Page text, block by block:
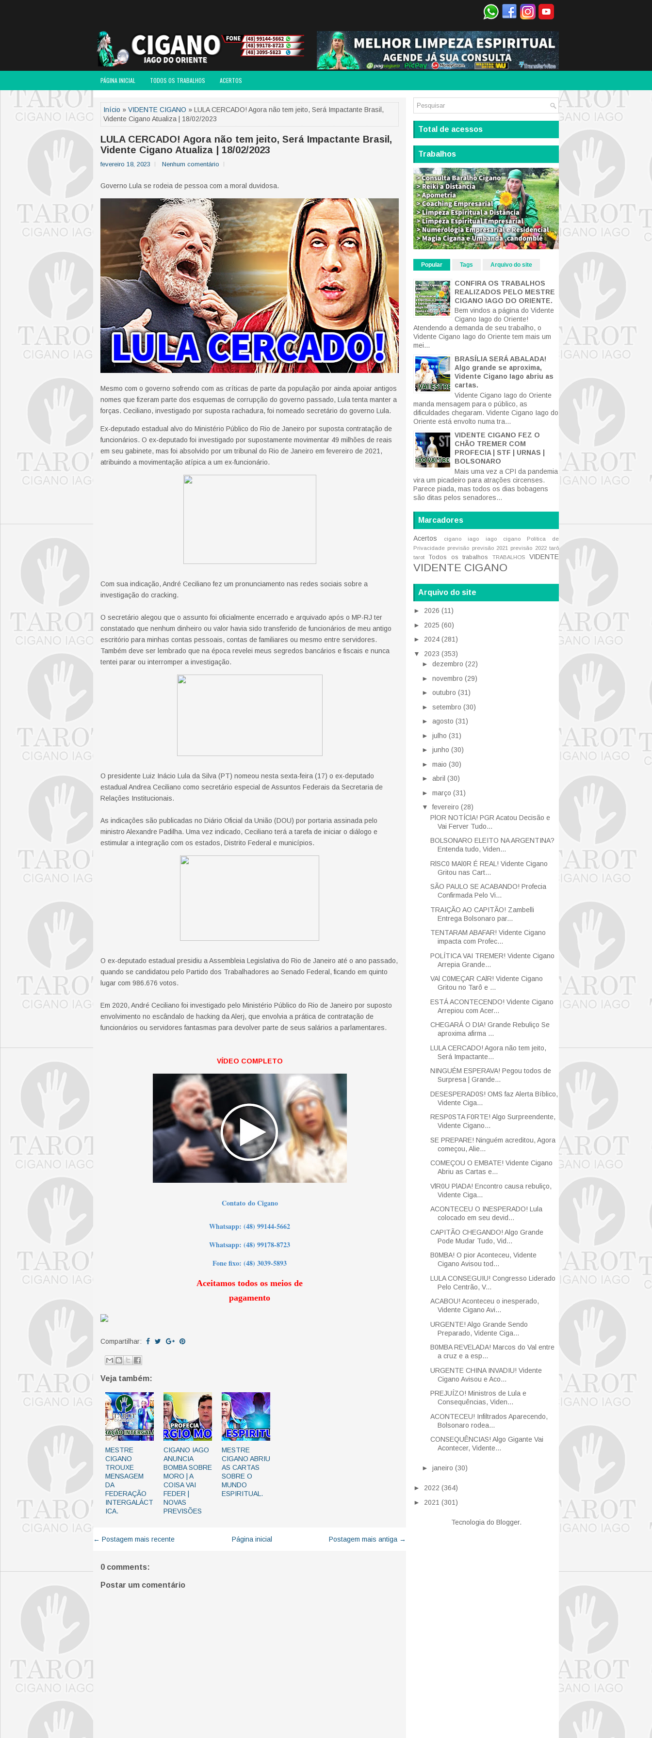
PÁGINA INICIAL TODOS OS TRABALHOS ACERTOS
Início » VIDENTE CIGANO » LULA CERCADO! Agora não tem jeito, Será Impactante Brasil,
Vidente Cigano Atualiza | 18/02/2023
LULA CERCADO! Agora não tem jeito, Será Impactante Brasil,
Vidente Cigano Atualiza | 18/02/2023
fevereiro 18, 2023 Nenhum comentário
Governo Lula se rodeia de pessoa com a moral duvidosa.
Mesmo com o governo sofrendo com as críticas de parte da população por ainda apoiar antigos
nomes que fizeram parte dos esquemas de corrupção do governo passado, Lula tenta manter a
forças. Ceciliano, investigado por suposta rachadura, foi nomeado secretário do governo Lula.
Ex-deputado estadual alvo do Ministério Público do Rio de Janeiro por suposta contratação de
funcionários. O ex-deputado foi investigado por supostamente movimentar 49 milhões de reais
em seu gabinete, mas foi absolvido por um tribunal do Rio de Janeiro em fevereiro de 2021,
atribuindo a movimentação atípica a um ex-funcionário.
Com sua indicação, André Ceciliano fez um pronunciamento nas redes sociais sobre a
investigação do cracking.
O secretário alegou que o assunto foi oficialmente encerrado e arquivado após o MP-RJ ter
constatado que nenhum dinheiro ou valor havia sido transferido de funcionários de meu antigo
escritório para minhas contas pessoais, contas de familiares ou mesmo entre servidores.
Também deve ser lembrado que na época revelei meus segredos bancários e fiscais e nunca
tentei parar ou interromper a investigação.
O presidente Luiz Inácio Lula da Silva (PT) nomeou nesta sexta-feira (17) o ex-deputado
estadual Andrea Ceciliano como secretário especial de Assuntos Federais da Secretaria de
Relações Institucionais.
As indicações são publicadas no Diário Oficial da União (DOU) por portaria assinada pelo
ministro Alexandre Padilha. Uma vez indicado, Ceciliano terá a tarefa de iniciar o diálogo e
estimular a integração com os estados, Distrito Federal e municípios.
O ex-deputado estadual presidiu a Assembleia Legislativa do Rio de Janeiro até o ano passado,
quando se candidatou pelo Partido dos Trabalhadores ao Senado Federal, ficando em quinto
lugar com 986.676 votos.
Em 2020, André Ceciliano foi investigado pelo Ministério Público do Rio de Janeiro por suposto
envolvimento no escândalo de hacking da Alerj, que envolvia a prática de contratação de
funcionários ou servidores fantasmas para devolver parte de seus salários a parlamentares.
VÍDEO COMPLETO
Contatodo Cigano
Whatsapp: (48) 99144-5662
Whatsapp: (48) 99178-8723
Fone fixo: (48) 3039-5893
Aceitamos todos os meios de
pagamento
Compartilhar:
Veja também:
MESTRE
CIGANO
TROUXE
MENSAGEM
DA
FEDERAÇÃO
INTERGALÁCT
ICA.
CIGANO IAGO
ANUNCIA
BOMBA SOBRE
MORO | A
COISA VAI
FEDER |
NOVAS
PREVISÕES
MESTRE
CIGANO ABRIU
AS CARTAS
SOBRE O
MUNDO
ESPIRITUAL.
← Postagem mais recente Postagem mais antiga →
Página inicial
0 comments:
Postar um comentário
Total de acessos
Trabalhos
Popular Tags Arquivo do site
CONFIRA OS TRABALHOS
REALIZADOS PELO MESTRE
CIGANO IAGO DO ORIENTE.
Bem vindos a página do Vidente
Cigano Iago do Oriente!
Atendendo a demanda de seu trabalho, o
Vidente Cigano Iago do Oriente tem mais um
mei...
BRASÍLIA SERÁ ABALADA!
Algo grande se aproxima,
Vidente Cigano Iago abriu as
cartas.
Vidente Cigano Iago do Oriente
manda mensagem para o público, as
dificuldades chegaram. Vidente Cigano Iago do
Oriente está envolto numa tra...
VIDENTE CIGANO FEZ O
CHÃO TREMER COM
PROFECIA | STF | URNAS |
BOLSONARO
Mais uma vez a CPI da pandemia
vira um picadeiro para atrações circenses.
Parece piada, mas todos os dias bobagens
são ditas pelos senadores...
Marcadores
Acertos cigano iago iago cigano
Política de
Privacidade previsão previsão 2021 previsão 2022 tarô
tarot
Todos os trabalhos TRABALHOS VIDENTE
VIDENTE CIGANO
Arquivo do site
► 2026 (11)
► 2025 (60)
► 2024 (281)
▼ 2023 (353)
► dezembro (22)
► novembro (29)
► outubro (31)
► setembro (30)
► agosto (31)
► julho (31)
► junho (30)
► maio (30)
► abril (30)
► março (31)
▼fevereiro (28)
PlOR NOTÍClA! PGR Acatou Decisão e
Vai Ferver Tudo...
BOLSONARO ELEITO NA ARGENTINA?
Entenda tudo, Viden...
RlSC0 MAl0R É REAL! Vidente Cigano
Gritou nas Cart...
SÃO PAULO SE ACABANDO! Profecia
Confirmada Pelo Vi...
TRAIÇÃO AO CAPITÃO! Zambelli
Entrega Bolsonaro par...
TENTARAM ABAFAR! Vidente Cigano
impacta com Profec...
POLÍTICA VAI TREMER! Vidente Cigano
Arrepia Grande...
VAl C0MEÇAR CAlR! Vidente Cigano
Gritou no Tarô e ...
ESTÁ ACONTECENDO! Vidente Cigano
Arrepiou com Acer...
CHEGARÁ O DIA! Grande Rebuliço Se
aproxima afirma ...
LULA CERCADO! Agora não tem jeito,
Será Impactante...
NINGUÉM ESPERAVA! Pegou todos de
Surpresa | Grande...
DESESPERAD0S! OMS faz Alerta Bíblico,
Vidente Ciga...
RESP0STA F0RTE! Algo Surpreendente,
Vidente Cigano...
SE PREPARE! Ninguém acreditou, Agora
começou, Alie...
COMEÇOU O EMBATE! Vidente Cigano
Abriu as Cartas e...
VlR0U PlADA! Encontro causa rebuliço,
Vidente Ciga...
ACONTECEU O INESPERADO! Lula
colocado em seu devid...
CAPITÃO CHEGANDO! Algo Grande
Pode Mudar Tudo, Vid...
B0MBA! O pior Aconteceu, Vidente
Cigano Avisou tod...
LULA CONSEGUIU! Congresso Liderado
Pelo Centrão, V...
ACABOU! Aconteceu o inesperado,
Vidente Cigano Avi...
URGENTE! Algo Grande Sendo
Preparado, Vidente Ciga...
B0MBA REVELADA! Marcos do Val entre
a cruz e a esp...
URGENTE CHINA INVADIU! Vidente
Cigano Avisou e Aco...
PREJUÍZO! Ministros de Lula e
Consequências, Viden...
ACONTECEU! Infiltrados Aparecendo,
Bolsonaro rodea...
CONSEQUÊNCIAS! Algo Gigante Vai
Acontecer, Vidente...
► janeiro (30)
► 2022 (364)
► 2021 (301)
Tecnologia do Blogger.